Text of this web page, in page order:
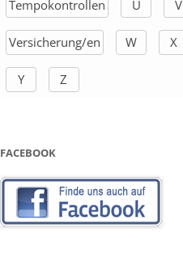
Tempokontrollen U V
Versicherung/en W X
Y Z
FACEBOOK